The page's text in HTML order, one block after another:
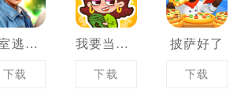
密室逃脱10侦探风云
下载
我要当房东
下载
披萨好了
下载